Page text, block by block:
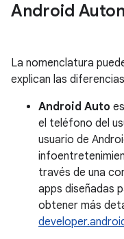
Android
La nomenclatura
explican las
Android Auto
el teléfono del
usuario de
través de una
apps diseñadas
obtener más